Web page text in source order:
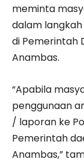
meminta
dalam
di Pemerintah
Anambas.
“Apabila
penggunaan
/ laporan ke
Pemerintah
Anambas,”